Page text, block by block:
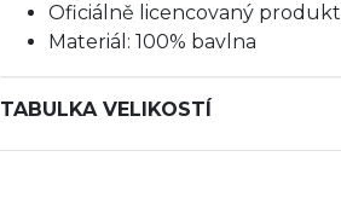
Oficiálně licencovaný produkt
Materiál: 100% bavlna
TABULKA VELIKOSTÍ